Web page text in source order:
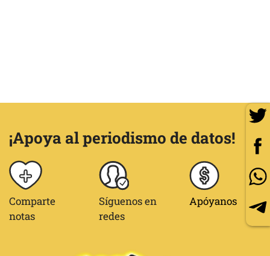
¡Apoya al periodismo de datos!
Comparte
notas
Síguenos en
redes
Apóyanos